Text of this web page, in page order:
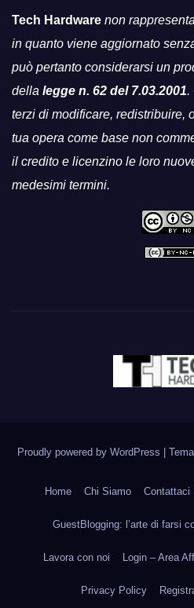
Tech Hardware non
in quanto viene aggiornato
può pertanto considerarsi un
della legge n. 62 del 7.03.2001.
terzi di modificare, redistribuire,
tua opera come base non
il credito e licenzino le loro
medesimi termini.
Proudly powered by WordPress |
Home Chi Siamo Contattaci
GuestBlogging: l’arte di farsi
Lavora con noi Login – Area
Privacy Policy